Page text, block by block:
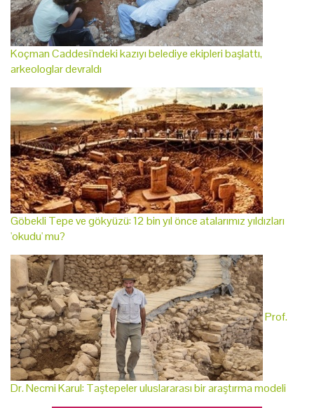
Koçman Caddesi'ndeki kazıyı belediye ekipleri başlattı,
arkeologlar devraldı
Göbekli Tepe ve gökyüzü: 12 bin yıl önce atalarımız yıldızları
'okudu' mu?
Prof.
Dr. Necmi Karul: Taştepeler uluslararası bir araştırma modeli